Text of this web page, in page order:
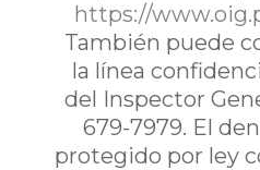
https://
También puede
la línea
del Inspector
679-7979. El
protegido por ley